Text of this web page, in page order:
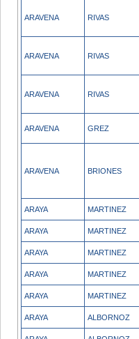
ARAVENA RIVAS
ARAVENA RIVAS
ARAVENA RIVAS
ARAVENA GREZ
ARAVENA BRIONES
ARAYA MARTINEZ
ARAYA MARTINEZ
ARAYA MARTINEZ
ARAYA MARTINEZ
ARAYA MARTINEZ
ARAYA ALBORNOZ